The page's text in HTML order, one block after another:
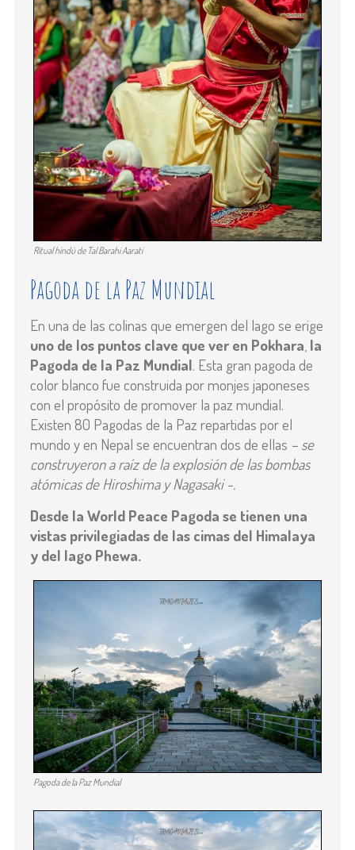
Ritual hindú de Tal Barahi Aarati
Pagoda de la Paz Mundial
En una de las colinas que emergen del lago se erige
uno de los puntos clave que ver en Pokhara la
Pagoda de la Paz Mundial. Esta gran pagoda de
color blanco fue construida por monjes japoneses
con el propósito de promover la paz mundial.
Existen 80 Pagodas de la Paz repartidas por el
mundo y en Nepal se encuentran dos de ellas – se
construyeron a raíz de la explosión de las bombas
atómicas de Hiroshima y Nagasaki -.
Desde la World Peace Pagoda se tienen una
vistas privilegiadas de las cimas del Himalaya
y del lago Phewa.
Pagoda de la Paz Mundial